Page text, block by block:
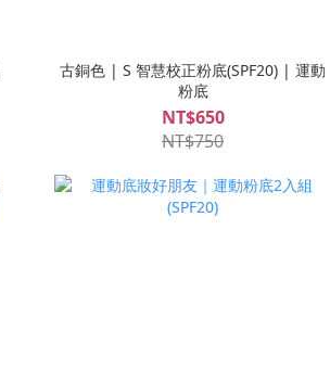
古銅色 | S 智慧校正粉底(SPF20) | 運動
粉底
NT$650
NT$750